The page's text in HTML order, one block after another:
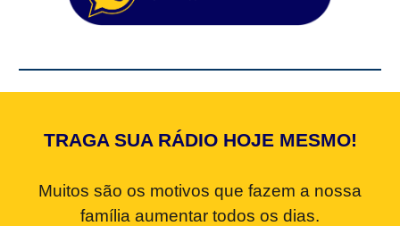
TRAGA SUA RÁDIO HOJE MESMO!
Muitos são os motivos que fazem a nossa
família aumentar todos os dias.